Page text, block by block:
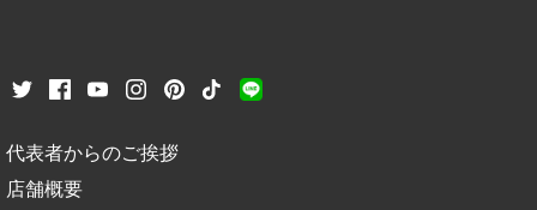
代表者からのご挨拶
店舗概要